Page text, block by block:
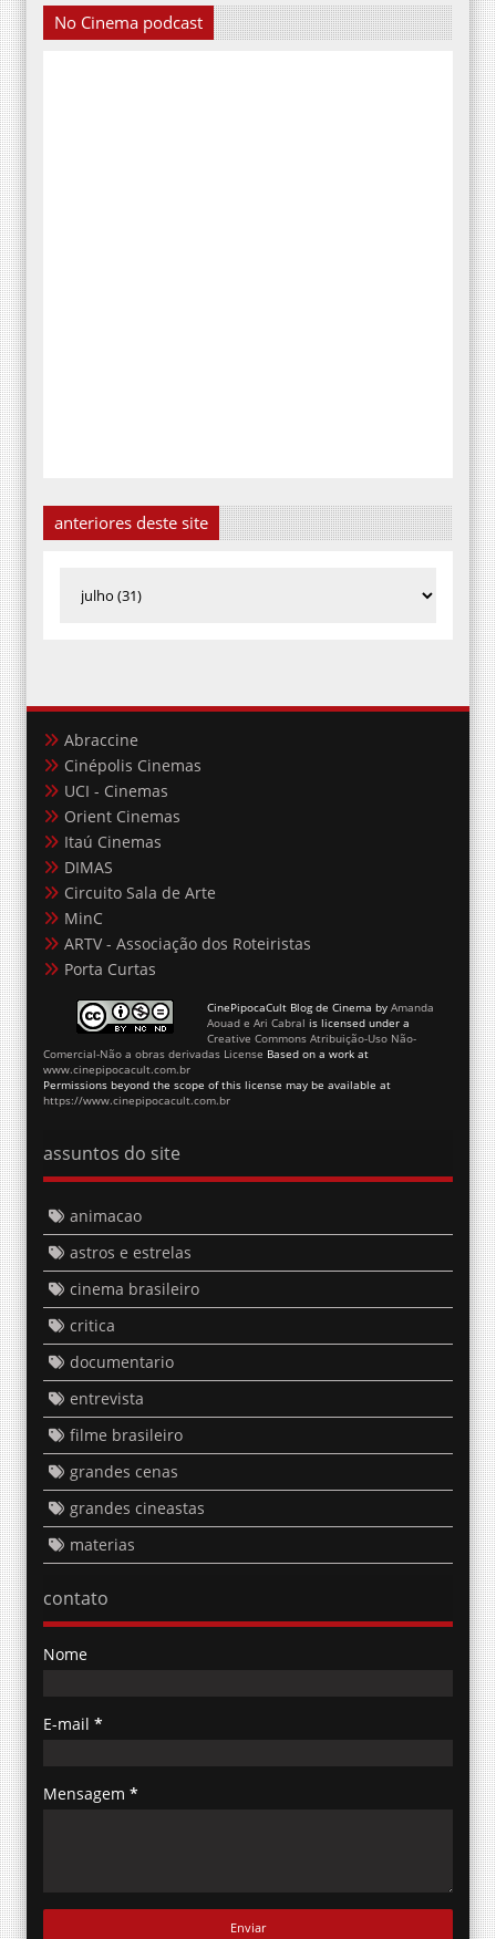
No Cinema podcast
anteriores deste site
Abraccine
Cinépolis Cinemas
UCI - Cinemas
Orient Cinemas
Itaú Cinemas
DIMAS
Circuito Sala de Arte
MinC
ARTV - Associação dos Roteiristas
Porta Curtas
CinePipocaCult Blog de Cinema by Amanda
Aouad e Ari Cabral is licensed under a
Creative Commons Atribuição-Uso Não-
Comercial-Não a obras derivadas License Based on a work at
www.cinepipocacult.com.br
Permissions beyond the scope of this license may be available at
https://www.cinepipocacult.com.br
assuntos do site
animacao
astros e estrelas
cinema brasileiro
critica
documentario
entrevista
filme brasileiro
grandes cenas
grandes cineastas
materias
contato
Nome
E-mail *
Mensagem *